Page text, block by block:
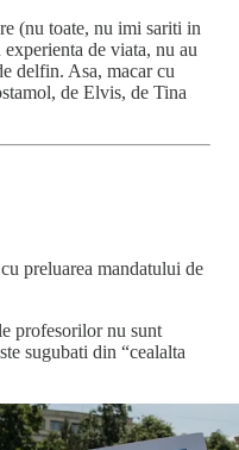
(nu toate, nu imi sariti in
de viata, nu au
delfin. Asa, macar cu
de Elvis, de Tina
preluarea mandatului de
profesorilor nu sunt
sugubati din “cealalta